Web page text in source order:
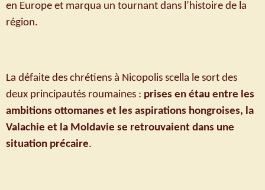
en Europe et marqua un tournant dans l’histoire de la
région.
La défaite des chrétiens à Nicopolis scella le sort des
deux principautés roumaines : prises en étau entre les
ambitions ottomanes et les aspirations hongroises, la
Valachie et la Moldavie se retrouvaient dans une
situation précaire.